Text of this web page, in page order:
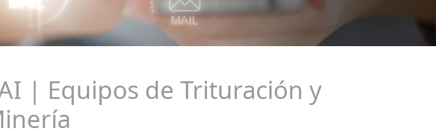
| Equipos de Trituración y